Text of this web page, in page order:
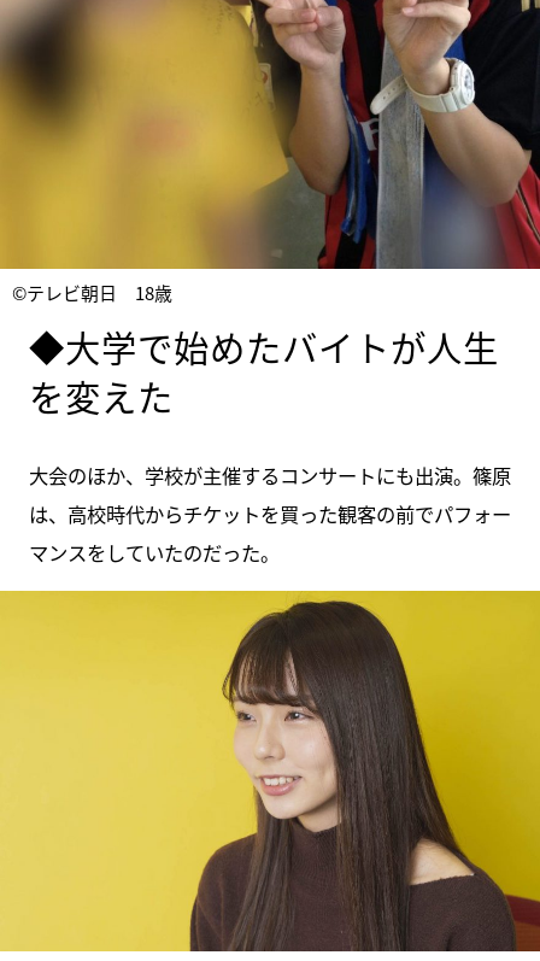
©テレビ朝日 18歳
◆大学で始めたバイトが人生
を変えた
大会のほか、学校が主催するコンサートにも出演。篠原
は、高校時代からチケットを買った観客の前でパフォー
マンスをしていたのだった。